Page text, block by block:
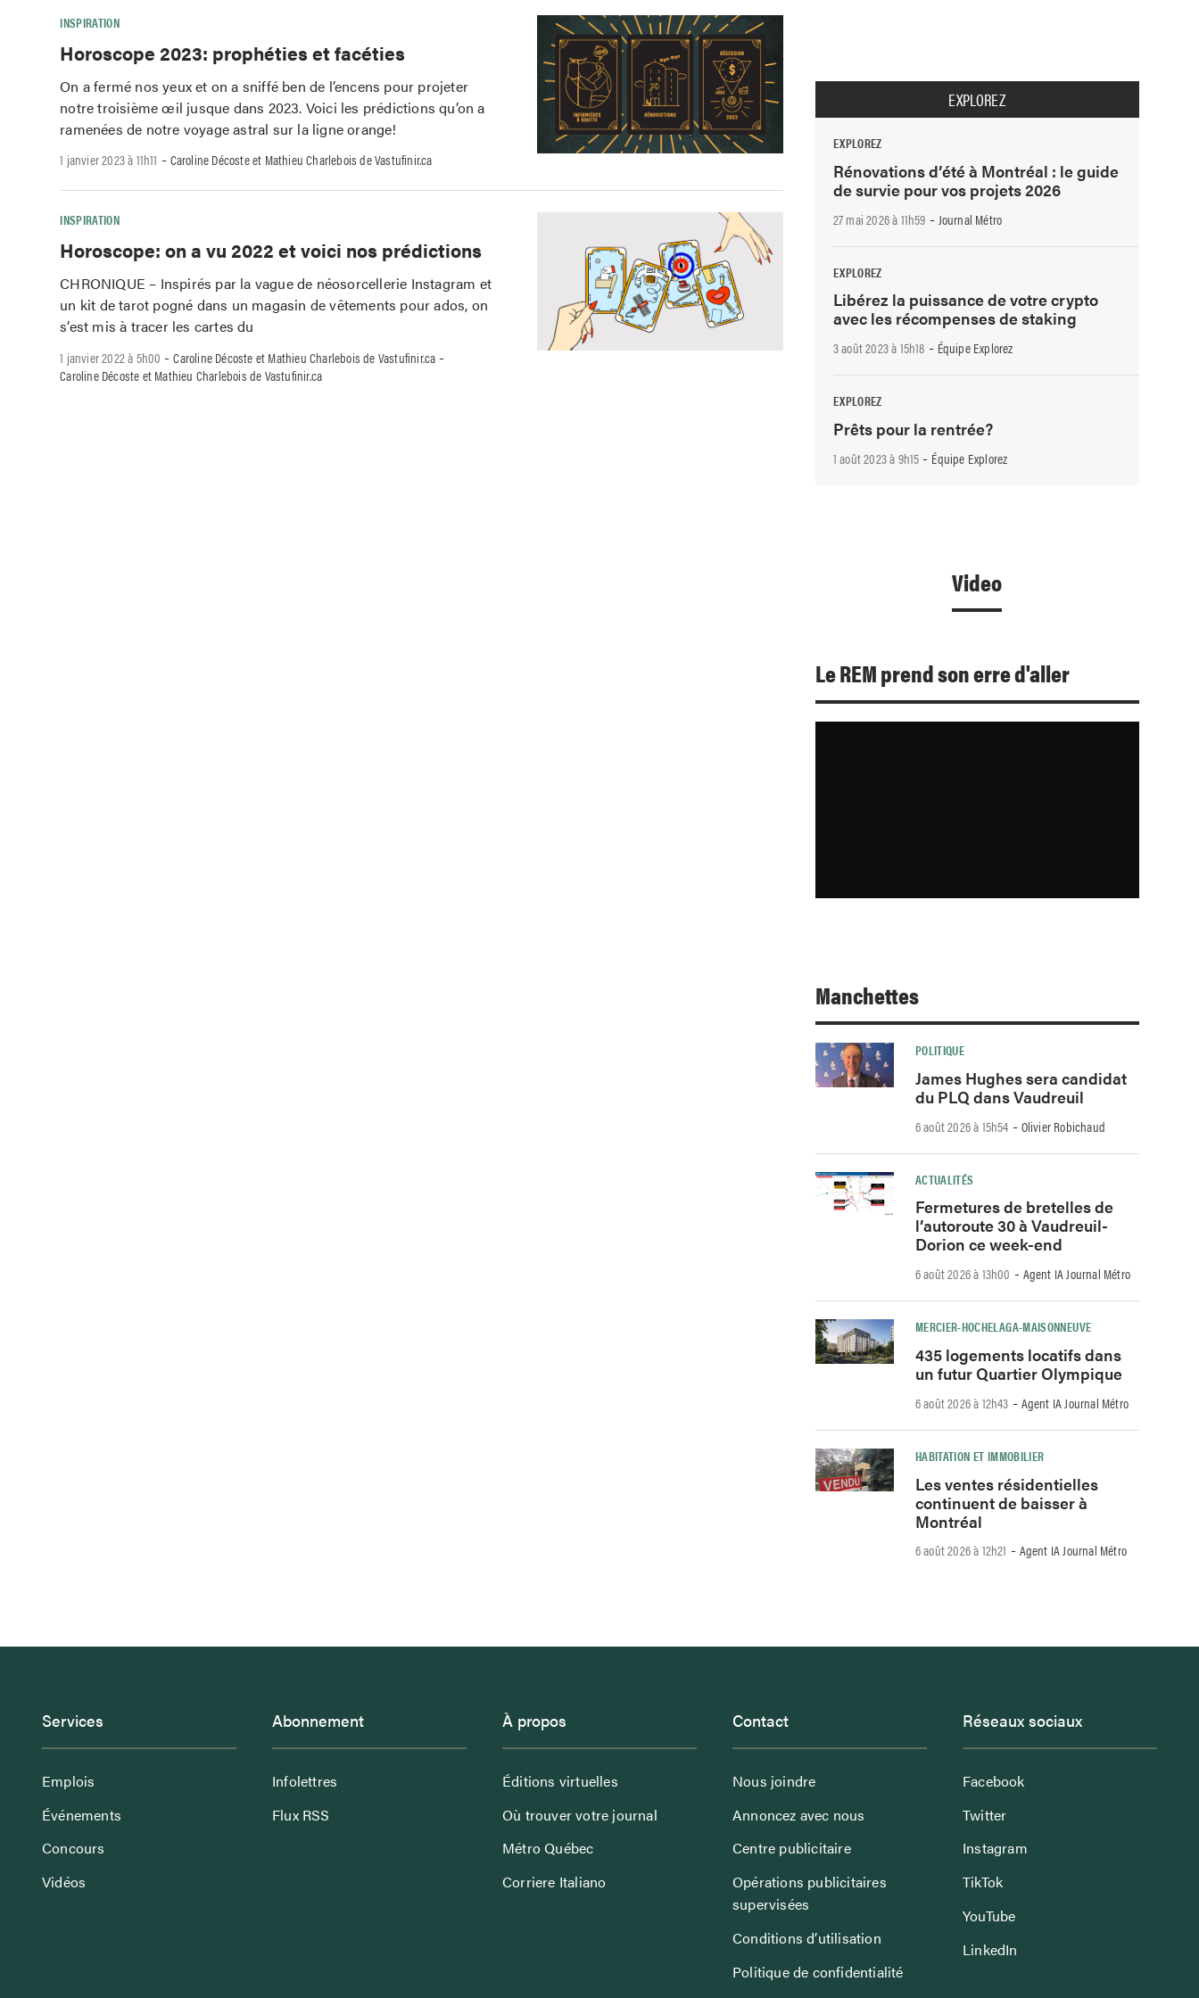
INSPIRATION
Horoscope 2023: prophéties et facéties
On a fermé nos yeux et on a sniffé ben de l’encens pour projeter
notre troisième œil jusque dans 2023. Voici les prédictions qu’on a
ramenées de notre voyage astral sur la ligne orange!
1 janvier 2023 à 11h11 -Caroline Décoste et Mathieu Charlebois de Vastufinir.ca
INSPIRATION
Horoscope: on a vu 2022 et voici nos prédictions
CHRONIQUE – Inspirés par la vague de néosorcellerie Instagram et
un kit de tarot pogné dans un magasin de vêtements pour ados, on
s’est mis à tracer les cartes du
1 janvier 2022 à 5h00 -Caroline Décoste et Mathieu Charlebois de Vastufinir.ca -
Caroline Décoste et Mathieu Charlebois de Vastufinir.ca
EXPLOREZ
EXPLOREZ
Rénovations d’été à Montréal : le guide
de survie pour vos projets 2026
27 mai 2026 à 11h59 - Journal Métro
EXPLOREZ
Libérez la puissance de votre crypto
avec les récompenses de staking
3 août 2023 à 15h18 - Équipe Explorez
EXPLOREZ
Prêts pour la rentrée?
1 août 2023 à 9h15 - Équipe Explorez
Video
Le REM prend son erre d'aller
Manchettes
POLITIQUE
James Hughes sera candidat
du PLQ dans Vaudreuil
6 août 2026 à 15h54 -Olivier Robichaud
ACTUALITÉS
Fermetures de bretelles de
l’autoroute 30 à Vaudreuil-
Dorion ce week-end
6 août 2026 à 13h00 -Agent IA Journal Métro
MERCIER-HOCHELAGA-MAISONNEUVE
435 logements locatifs dans
un futur Quartier Olympique
6 août 2026 à 12h43 -Agent IA Journal Métro
HABITATION ET IMMOBILIER
Les ventes résidentielles
continuent de baisser à
Montréal
6 août 2026 à 12h21 -Agent IA Journal Métro
Services
Emplois
Événements
Concours
Vidéos
Abonnement
Infolettres
Flux RSS
À propos
Éditions virtuelles
Où trouver votre journal
Métro Québec
Corriere Italiano
Contact
Nous joindre
Annoncez avec nous
Centre publicitaire
Opérations publicitaires
supervisées
Conditions d’utilisation
Politique de confidentialité
Réseaux sociaux
Facebook
Twitter
Instagram
TikTok
YouTube
LinkedIn